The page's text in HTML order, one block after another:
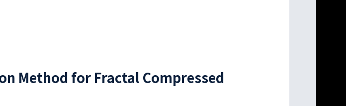
Method for Fractal Compressed